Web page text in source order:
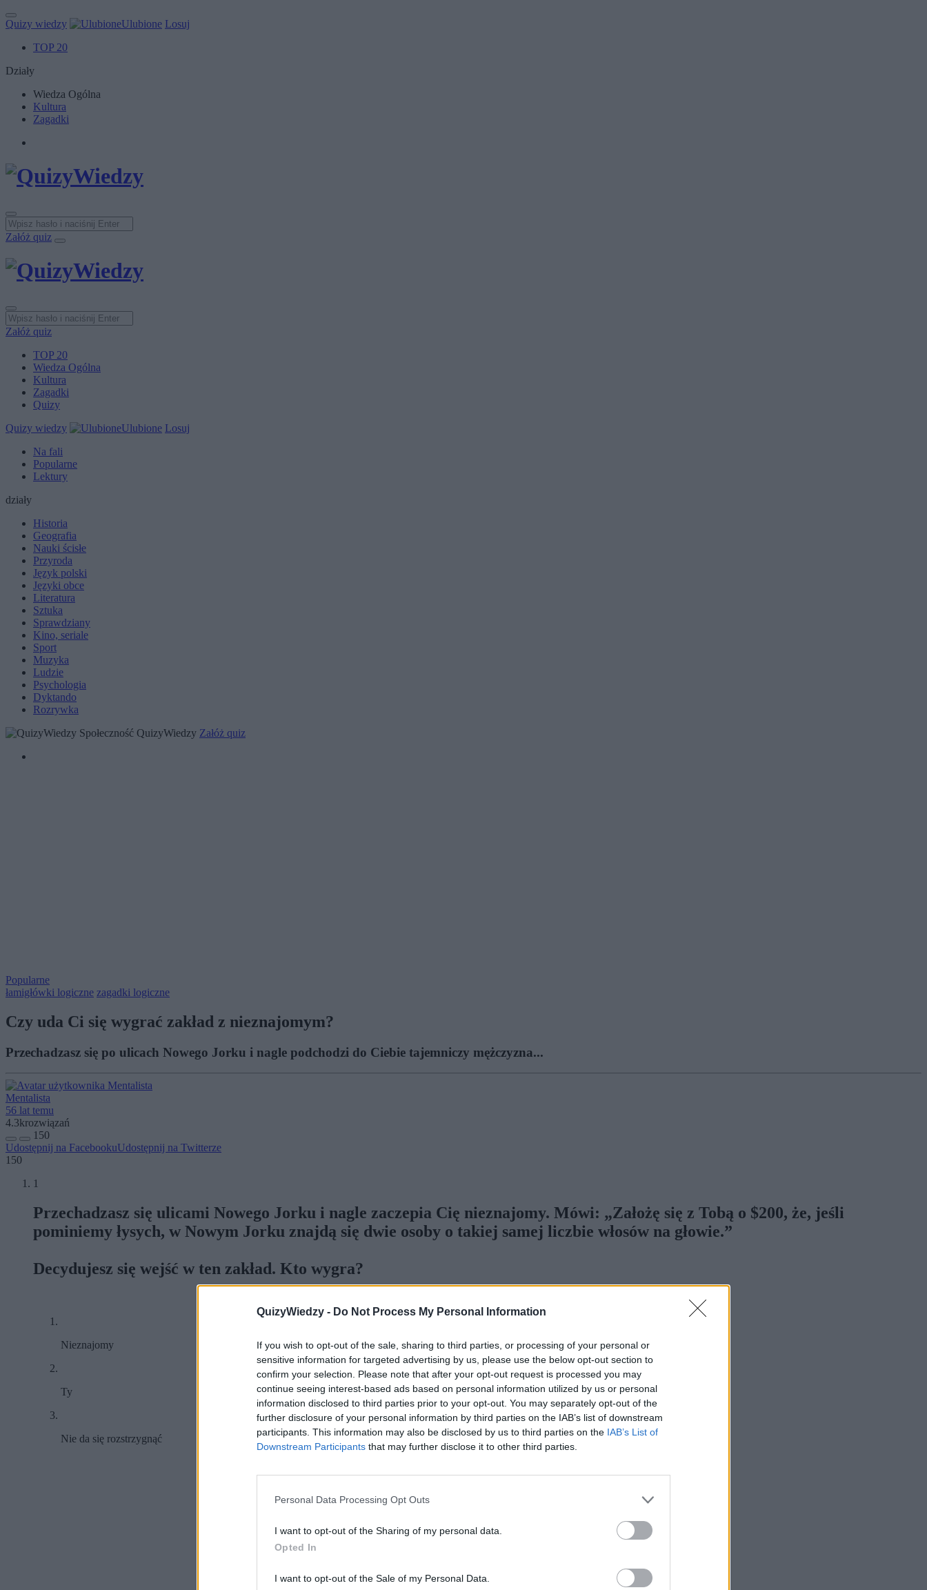
QuizyWiedzy - Do Not Process My Personal Information
If you wish to opt-out of the sale, sharing to third parties, or processing of your personal or
sensitive information for targeted advertising by us, please use the below opt-out section to
confirm your selection. Please note that after your opt-out request is processed you may
continue seeing interest-based ads based on personal information utilized by us or personal
information disclosed to third parties prior to your opt-out. You may separately opt-out of the
further disclosure of your personal information by third parties on the IAB’s list of downstream
participants. This information may also be disclosed by us to third parties on the IAB’s List of
Downstream Participants that may further disclose it to other third parties.
Personal Data Processing Opt Outs
I want to opt-out of the Sharing of my personal data.
Opted In
I want to opt-out of the Sale of my Personal Data.
Quizy wiedzy Ulubione Losuj
TOP 20
Działy
Wiedza Ogólna
Kultura
Zagadki
Załóż quiz
Załóż quiz
TOP 20
Wiedza Ogólna
Kultura
Zagadki
Quizy
Quizy wiedzy
Ulubione Losuj
Na fali
Popularne
Lektury
działy
Historia
Geografia
Nauki ścisłe
Przyroda
Język polski
Języki obce
Literatura
Sztuka
Sprawdziany
Kino, seriale
Sport
Muzyka
Ludzie
Psychologia
Dyktando
Rozrywka
Społeczność QuizyWiedzy Załóż quiz
Popularne
łamigłówki logiczne zagadki logiczne
Czy uda Ci się wygrać zakład z nieznajomym?
Przechadzasz się po ulicach Nowego Jorku i nagle podchodzi do Ciebie tajemniczy mężczyzna...
Mentalista
56 lat temu
4.3krozwiązań
150
Udostępnij na FacebookuUdostępnij na Twitterze
150
1
Przechadzasz się ulicami Nowego Jorku i nagle zaczepia Cię nieznajomy. Mówi: „Założę się z Tobą o $200, że, jeśli
pominiemy łysych, w Nowym Jorku znajdą się dwie osoby o takiej samej liczbie włosów na głowie.”
Decydujesz się wejść w ten zakład. Kto wygra?
Nieznajomy
Ty
Nie da się rozstrzygnąć